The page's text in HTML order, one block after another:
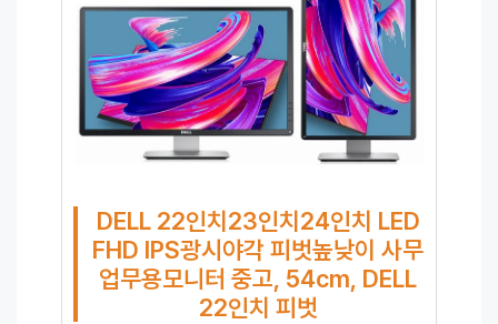
DELL 22인치23인치24인치 LED
FHD IPS광시야각 피벗높낮이 사무
업무용모니터 중고, 54cm, DELL
22인치 피벗